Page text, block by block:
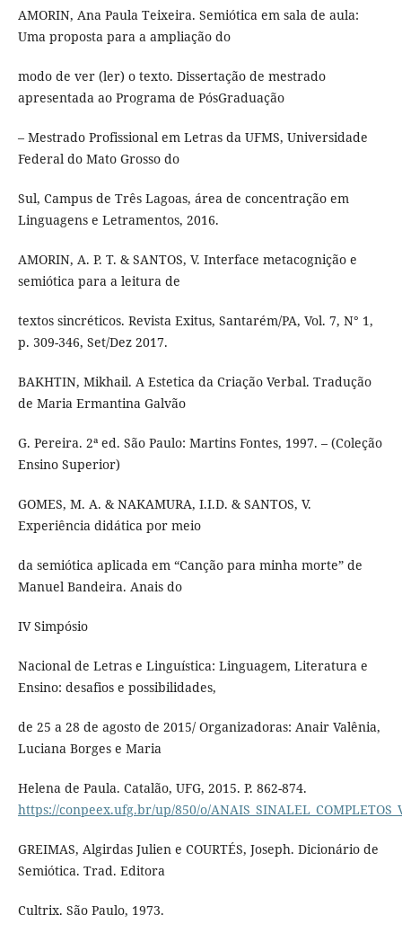
AMORIN, Ana Paula Teixeira. Semiótica em sala de aula:
Uma proposta para a ampliação do
modo de ver (ler) o texto. Dissertação de mestrado
apresentada ao Programa de PósGraduação
– Mestrado Profissional em Letras da UFMS, Universidade
Federal do Mato Grosso do
Sul, Campus de Três Lagoas, área de concentração em
Linguagens e Letramentos, 2016.
AMORIN, A. P. T. & SANTOS, V. Interface metacognição e
semiótica para a leitura de
textos sincréticos. Revista Exitus, Santarém/PA, Vol. 7, N° 1,
p. 309-346, Set/Dez 2017.
BAKHTIN, Mikhail. A Estetica da Criação Verbal. Tradução
de Maria Ermantina Galvão
G. Pereira. 2ª ed. São Paulo: Martins Fontes, 1997. – (Coleção
Ensino Superior)
GOMES, M. A. & NAKAMURA, I.I.D. & SANTOS, V.
Experiência didática por meio
da semiótica aplicada em “Canção para minha morte” de
Manuel Bandeira. Anais do
IV Simpósio
Nacional de Letras e Linguística: Linguagem, Literatura e
Ensino: desafios e possibilidades,
de 25 a 28 de agosto de 2015/ Organizadoras: Anair Valênia,
Luciana Borges e Maria
Helena de Paula. Catalão, UFG, 2015. P. 862-874.
https://conpeex.ufg.br/up/850/o/
GREIMAS, Algirdas Julien e COURTÉS, Joseph. Dicionário de
Semiótica. Trad. Editora
Cultrix. São Paulo, 1973.